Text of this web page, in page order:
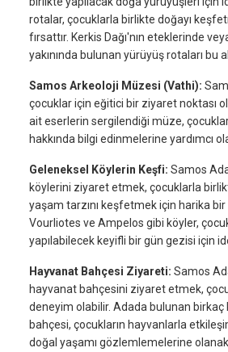
rotalar, çocuklarla birlikte doğayı
fırsattır. Kerkis Dağı'nın eteklerinde
yakınında bulunan yürüyüş rotaları bu
Samos Arkeoloji Müzesi (Vathi):
çocuklar için eğitici bir ziyaret noktası
ait eserlerin sergilendiği müze,
hakkında bilgi edinmelerine yardımcı
Geleneksel Köylerin Keşfi: Samos
köylerini ziyaret etmek, çocuklarla
yaşam tarzını keşfetmek için harika bir
Vourliotes ve Ampelos gibi köyler,
yapılabilecek keyifli bir gün gezisi için
Hayvanat Bahçesi Ziyareti: Samos
hayvanat bahçesini ziyaret etmek,
deneyim olabilir. Adada bulunan
bahçesi, çocukların hayvanlarla
doğal yaşamı gözlemlemelerine olanak